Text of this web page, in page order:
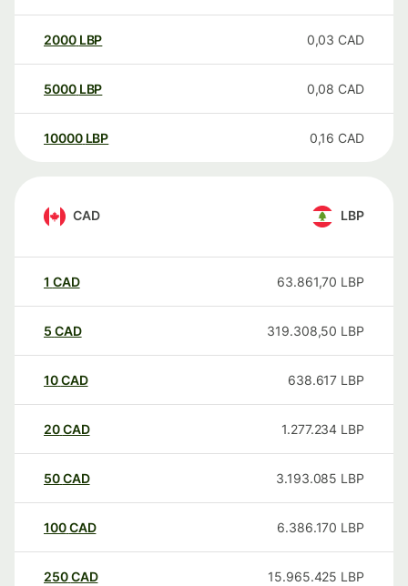
2000 LBP 0,03 CAD
5000 LBP 0,08 CAD
10000 LBP 0,16 CAD
CAD LBP
1 CAD 63.861,70 LBP
5 CAD 319.308,50 LBP
10CAD 638.617 LBP
20CAD 1.277.234 LBP
50CAD 3.193.085 LBP
100CAD 6.386.170 LBP
250CAD 15.965.425 LBP